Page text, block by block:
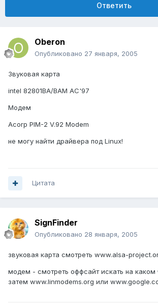
Ответить
Oberon
Опубликовано 27 января, 2005
Звуковая карта
intel 82801BA/BAM AC'97
Модем
Acorp PIM-2 V.92 Modem
не могу найти драйвера под Linux!
Цитата
SignFinder
Опубликовано 28 января, 2005
звуковая карта смотреть www.alsa-
модем - смотреть оффсайт искать на
затем www.linmodems.org или